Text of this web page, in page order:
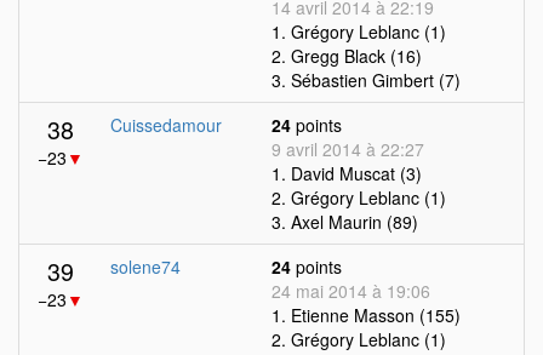
14 avril 2014 à 22:19
1. Grégory Leblanc (1)
2. Gregg Black (16)
3. Sébastien Gimbert (7)
38
−23 ▼
Cuissedamour 24 points
9 avril 2014 à 22:27
1. David Muscat (3)
2. Grégory Leblanc (1)
3. Axel Maurin (89)
39
−23 ▼
solene74 24 points
24 mai 2014 à 19:06
1. Etienne Masson (155)
2. Grégory Leblanc (1)